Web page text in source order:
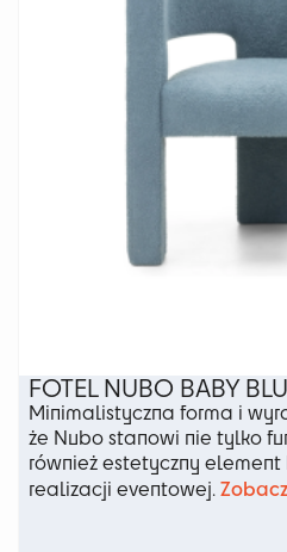
FOTEL NUBO BABY
Minimalistyczna forma i
że Nubo stanowi nie tylko
również estetyczny
realizacji eventowej.